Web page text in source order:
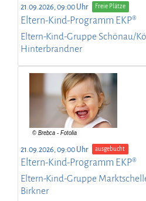
21.09.2026, 09:00 Uhr Freie Plätze
Eltern-Kind-Programm EKP®
Eltern-Kind-Gruppe Schönau/
Hinterbrandner
21.09.2026, 09:00 Uhr ausgebucht
Eltern-Kind-Programm EKP®
Eltern-Kind-Gruppe
Birkner